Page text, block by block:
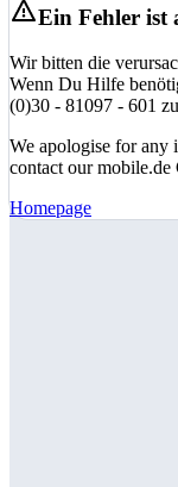
Ein Fehler ist
Wir bitten die
Wenn Du Hilfe
(0)30 - 81097 - 601
We apologise for any
contact our
Homepage